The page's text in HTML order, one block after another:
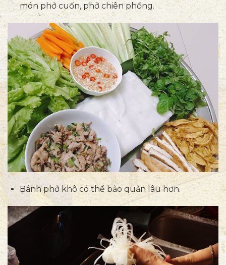
món phở cuốn, phở chiên phồng.
Bánh phở khô có thể bảo quản lâu hơn.